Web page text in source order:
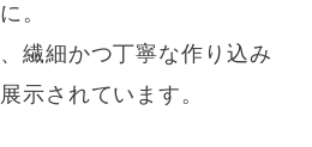
。
繊細かつ丁寧な作り込み
示されています。